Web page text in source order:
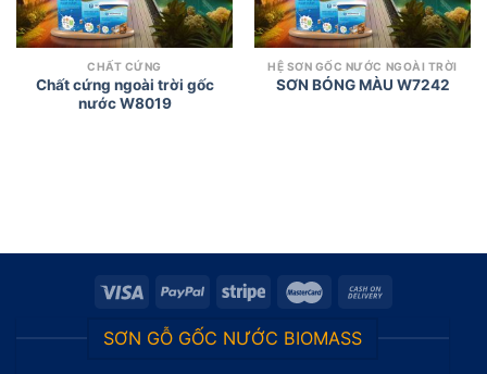
CHẤT CỨNG
Chất cứng ngoài trời gốc
nước W8019
HỆ SƠN GỐC NƯỚC NGOÀI TRỜI
SƠN BÓNG MÀU W7242
SƠN GỖ GỐC NƯỚC BIOMASS